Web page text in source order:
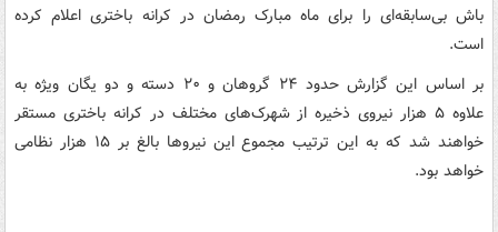
باش بی‌سابقه‌ای را برای ماه مبارک رمضان در کرانه باختری اعلام کرده
است.
بر اساس این گزارش حدود ۲۴ گروهان و ۲۰ دسته و دو یگان ویژه به
علاوه ۵ هزار نیروی ذخیره از شهرک‌های مختلف در کرانه باختری مستقر
خواهند شد که به این ترتیب مجموع این نیروها بالغ بر ۱۵ هزار نظامی
خواهد بود.